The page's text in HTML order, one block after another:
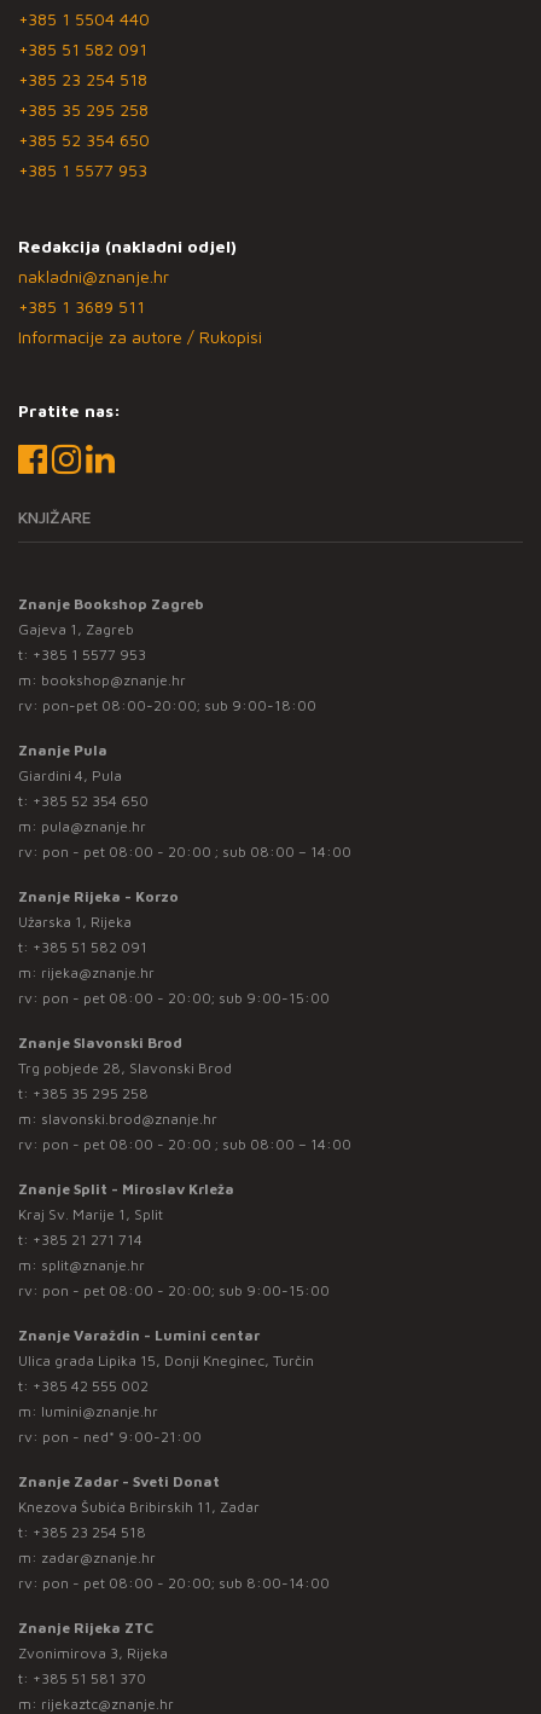
+385 1 5504 440
+385 51 582 091
+385 23 254 518
+385 35 295 258
+385 52 354 650
+385 1 5577 953
Redakcija (nakladni odjel)
nakladni@znanje.hr
+385 1 3689 511
Informacije za autore / Rukopisi
Pratite nas:
KNJIŽARE
Znanje Bookshop Zagreb
Gajeva 1, Zagreb
t: +385 1 5577 953
m: bookshop@znanje.hr
rv: pon-pet 08:00-20:00; sub 9:00-18:00
Znanje Pula
Giardini 4, Pula
t: +385 52 354 650
m: pula@znanje.hr
rv: pon - pet 08:00 - 20:00 ; sub 08:00 – 14:00
Znanje Rijeka - Korzo
Užarska 1, Rijeka
t: +385 51 582 091
m: rijeka@znanje.hr
rv: pon - pet 08:00 - 20:00; sub 9:00-15:00
Znanje Slavonski Brod
Trg pobjede 28, Slavonski Brod
t: +385 35 295 258
m: slavonski.brod@znanje.hr
rv: pon - pet 08:00 - 20:00 ; sub 08:00 – 14:00
Znanje Split - Miroslav Krleža
Kraj Sv. Marije 1, Split
t: +385 21 271 714
m: split@znanje.hr
rv: pon - pet 08:00 - 20:00; sub 9:00-15:00
Znanje Varaždin - Lumini centar
Ulica grada Lipika 15, Donji Kneginec, Turčin
t: +385 42 555 002
m: lumini@znanje.hr
rv: pon - ned* 9:00-21:00
Znanje Zadar - Sveti Donat
Knezova Šubića Bribirskih 11, Zadar
t: +385 23 254 518
m: zadar@znanje.hr
rv: pon - pet 08:00 - 20:00; sub 8:00-14:00
Znanje Rijeka ZTC
Zvonimirova 3, Rijeka
t: +385 51 581 370
m: rijekaztc@znanje.hr